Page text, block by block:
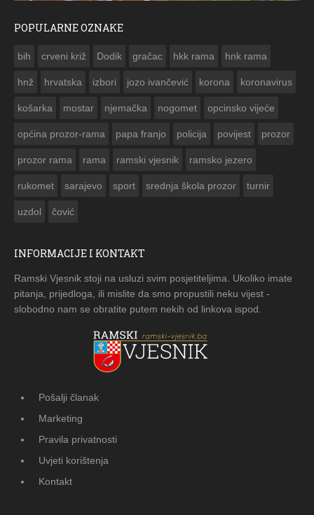
POPULARNE OZNAKE
bih crveni križ Dodik gračac hkk rama hnk rama
hnž hrvatska izbori jozo ivančević korona koronavirus
košarka mostar njemačka nogomet opcinsko vijeće
općina prozor-rama papa franjo policija povijest prozor
prozor rama rama ramski vjesnik ramsko jezero
rukomet sarajevo sport srednja škola prozor turnir
uzdol čović
INFORMACIJE I KONTAKT
Ramski Vjesnik stoji na usluzi svim posjetiteljima. Ukoliko imate
pitanja, prijedloga, ili mislite da smo propustili neku vijest -
slobodno nam se obratite putem nekih od linkova ispod.
Pošalji članak
Marketing
Pravila privatnosti
Uvjeti korištenja
Kontakt